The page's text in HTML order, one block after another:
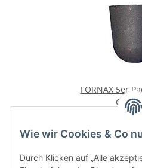
FORNAX 5er
Grafit
61,50
Wie wir Cookies & Co
Durch Klicken auf „Alle